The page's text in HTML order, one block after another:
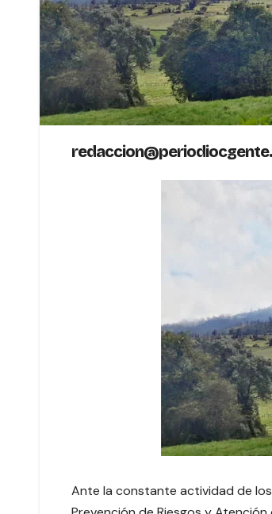
Ante la constante actividad de los